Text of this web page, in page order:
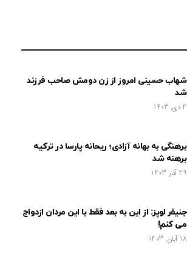
شهاب حسینی امروز از زن دومش صاحب فرزند
شد
3 دی, 1403
برهنگی به بهانه آزادی؛ ریحانه پارسا در ترکیه
برهنه شد
29 آذر, 1403
جنیفر لوپز: از این به بعد فقط با این مردان ازدواج
می کنم!
18 آبان, 1403